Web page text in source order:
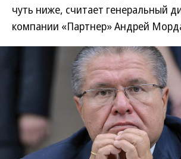
чуть ниже, считает генеральный
компании «Партнер» Андрей